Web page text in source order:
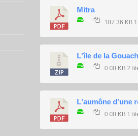
Mitra
107.36 KB
L'île de la
0.00 KB 2
L'aumône d'une
0.00 KB 1